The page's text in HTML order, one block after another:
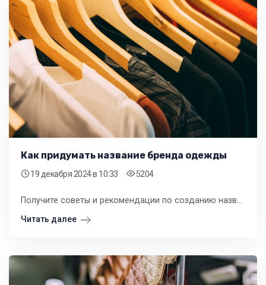
Как придумать название бренда одежды
19 декабря 2024в 10:33 5204
Получите советы и рекомендации по созданию названия бренда, которое поможет вам привлечь внимание клиентов и создать успешный бизнес в сфере моды.
Читать далее